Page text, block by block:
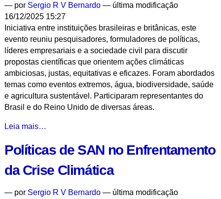
Fundamento
da
Biomimética
-
— por Sergio R V Bernardo— última modificação
16/12/2025 15:27
Iniciativa entre instituições brasileiras e britânicas, este
evento reuniu pesquisadores, formuladores de políticas,
líderes empresariais e a sociedade civil para discutir
propostas científicas que orientem ações climáticas
ambiciosas, justas, equitativas e eficazes. Foram abordados
temas como eventos extremos, água, biodiversidade, saúde
e agricultura sustentável. Participaram representantes do
Brasil e do Reino Unido de diversas áreas.
Diálogo
Reino
Pré-
da
Leia mais…
Políticas de SAN no Enfrentamento
da Crise Climática
— por Sergio R V Bernardo— última modificação